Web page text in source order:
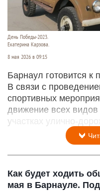
День Победы-2023.
Екатерина Карзова.
8 мая 2026 в 09:15
Барнаул готовится
В связи с
спортивных
движение всех видов
участках улично-
Как будет ходить
мая в Барнауле.